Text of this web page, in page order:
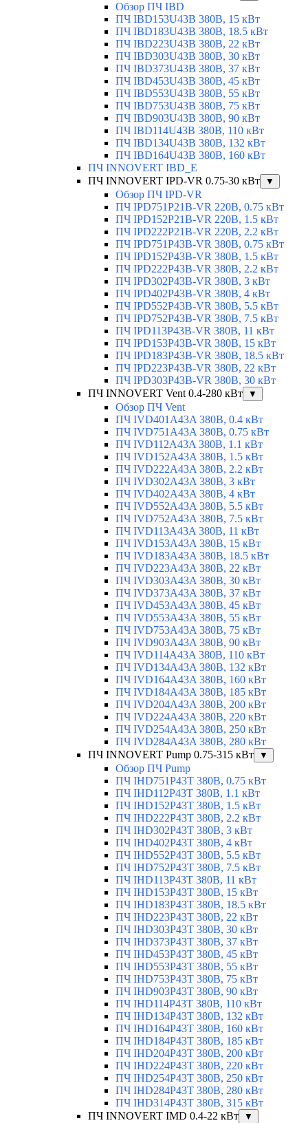
Обзор ПЧ IBD
ПЧ IBD153U43B 380В, 15 кВт
ПЧ IBD183U43B 380В, 18.5 кВт
ПЧ IBD223U43B 380В, 22 кВт
ПЧ IBD303U43B 380В, 30 кВт
ПЧ IBD373U43B 380В, 37 кВт
ПЧ IBD453U43B 380В, 45 кВт
ПЧ IBD553U43B 380В, 55 кВт
ПЧ IBD753U43B 380В, 75 кВт
ПЧ IBD903U43B 380В, 90 кВт
ПЧ IBD114U43B 380В, 110 кВт
ПЧ IBD134U43B 380В, 132 кВт
ПЧ IBD164U43B 380В, 160 кВт
ПЧ INNOVERT IBD_E
ПЧ INNOVERT IPD-VR 0.75-30 кВт
▼
Обзор ПЧ IPD-VR
ПЧ IPD751P21B-VR 220В, 0.75 кВт
ПЧ IPD152P21B-VR 220В, 1.5 кВт
ПЧ IPD222P21B-VR 220В, 2.2 кВт
ПЧ IPD751P43B-VR 380В, 0.75 кВт
ПЧ IPD152P43B-VR 380В, 1.5 кВт
ПЧ IPD222P43B-VR 380В, 2.2 кВт
ПЧ IPD302P43B-VR 380В, 3 кВт
ПЧ IPD402P43B-VR 380В, 4 кВт
ПЧ IPD552P43B-VR 380В, 5.5 кВт
ПЧ IPD752P43B-VR 380В, 7.5 кВт
ПЧ IPD113P43B-VR 380В, 11 кВт
ПЧ IPD153P43B-VR 380В, 15 кВт
ПЧ IPD183P43B-VR 380В, 18.5 кВт
ПЧ IPD223P43B-VR 380В, 22 кВт
ПЧ IPD303P43B-VR 380В, 30 кВт
ПЧ INNOVERT Vent 0.4-280 кВт
▼
Обзор ПЧ Vent
ПЧ IVD401A43A 380В, 0.4 кВт
ПЧ IVD751A43A 380В, 0.75 кВт
ПЧ IVD112A43A 380В, 1.1 кВт
ПЧ IVD152A43A 380В, 1.5 кВт
ПЧ IVD222A43A 380В, 2.2 кВт
ПЧ IVD302A43A 380В, 3 кВт
ПЧ IVD402A43A 380В, 4 кВт
ПЧ IVD552A43A 380В, 5.5 кВт
ПЧ IVD752A43A 380В, 7.5 кВт
ПЧ IVD113A43A 380В, 11 кВт
ПЧ IVD153A43A 380В, 15 кВт
ПЧ IVD183A43A 380В, 18.5 кВт
ПЧ IVD223A43A 380В, 22 кВт
ПЧ IVD303A43A 380В, 30 кВт
ПЧ IVD373A43A 380В, 37 кВт
ПЧ IVD453A43A 380В, 45 кВт
ПЧ IVD553A43A 380В, 55 кВт
ПЧ IVD753A43A 380В, 75 кВт
ПЧ IVD903A43A 380В, 90 кВт
ПЧ IVD114A43A 380В, 110 кВт
ПЧ IVD134A43A 380В, 132 кВт
ПЧ IVD164A43A 380В, 160 кВт
ПЧ IVD184A43A 380В, 185 кВт
ПЧ IVD204A43A 380В, 200 кВт
ПЧ IVD224A43A 380В, 220 кВт
ПЧ IVD254A43A 380В, 250 кВт
ПЧ IVD284A43A 380В, 280 кВт
ПЧ INNOVERT Pump 0.75-315 кВт
▼
Обзор ПЧ Pump
ПЧ IHD751P43T 380В, 0.75 кВт
ПЧ IHD112P43T 380В, 1.1 кВт
ПЧ IHD152P43T 380В, 1.5 кВт
ПЧ IHD222P43T 380В, 2.2 кВт
ПЧ IHD302P43T 380В, 3 кВт
ПЧ IHD402P43T 380В, 4 кВт
ПЧ IHD552P43T 380В, 5.5 кВт
ПЧ IHD752P43T 380В, 7.5 кВт
ПЧ IHD113P43T 380В, 11 кВт
ПЧ IHD153P43T 380В, 15 кВт
ПЧ IHD183P43T 380В, 18.5 кВт
ПЧ IHD223P43T 380В, 22 кВт
ПЧ IHD303P43T 380В, 30 кВт
ПЧ IHD373P43T 380В, 37 кВт
ПЧ IHD453P43T 380В, 45 кВт
ПЧ IHD553P43T 380В, 55 кВт
ПЧ IHD753P43T 380В, 75 кВт
ПЧ IHD903P43T 380В, 90 кВт
ПЧ IHD114P43T 380В, 110 кВт
ПЧ IHD134P43T 380В, 132 кВт
ПЧ IHD164P43T 380В, 160 кВт
ПЧ IHD184P43T 380В, 185 кВт
ПЧ IHD204P43T 380В, 200 кВт
ПЧ IHD224P43T 380В, 220 кВт
ПЧ IHD254P43T 380В, 250 кВт
ПЧ IHD284P43T 380В, 280 кВт
ПЧ IHD314P43T 380В, 315 кВт
ПЧ INNOVERT IMD 0.4-22 кВт
▼